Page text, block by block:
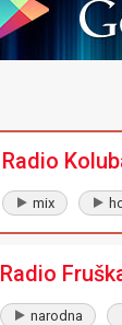
Radio
mix
Radio
narodna